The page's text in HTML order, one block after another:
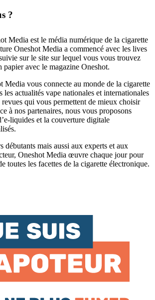
?
Media est le média numérique de la cigarette
Oneshot Media a commencé avec les lives
sur le site sur lequel vous vous trouvez
papier avec le magazine Oneshot.
Media vous connecte au monde de la cigarette
les actualités vape nationales et internationales
revues qui vous permettent de mieux choisir
à nos partenaires, nous vous proposons
liquides et la couverture digitale
débutants mais aussi aux experts et aux
Oneshot Media œuvre chaque jour pour
toutes les facettes de la cigarette électronique.